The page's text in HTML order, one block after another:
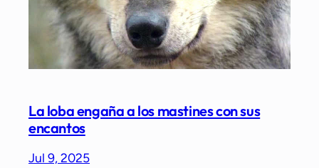
La loba engaña a los mastines con sus
encantos
Jul 9, 2025